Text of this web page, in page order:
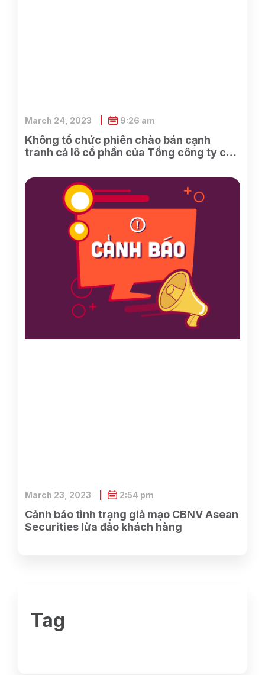
Không tổ chức phiên chào bán cạnh
tranh cả lô cổ phần của Tổng công ty cổ
SCIC sở hữu
March 24, 2023 9:26 am
Cảnh báo tình trạng giả mạo CBNV Asean
Securities lừa đảo khách hàng
March 23, 2023 2:54 pm
Tag